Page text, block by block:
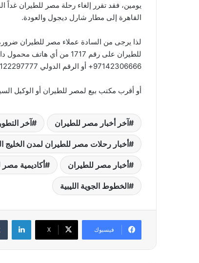
القاهرة إلى مطار شارل ديجول والعودة.
لذا يرجى من السادة عملاء مصر للطيران
97142306666+ أو الرقم الدولي 966122297777+ أو زيارة الموقع الإلكتروني www.egyptair.com
أو أقرب مكتب بيع لمصر للطيران أو الوكيل
آخر أخبار مصر للطيران آخر
أخبار رحلات مصر للطيران لمدن الخليج
أخبار مصر للطيران أكاديمية
الخطوط الجوية الليبية
فيسبوك ‫X
لينكدإن